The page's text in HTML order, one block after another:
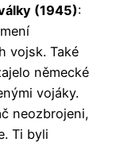
(1945):
vojsk. Také
německé
vojáky.
neozbrojeni,
Ti byli